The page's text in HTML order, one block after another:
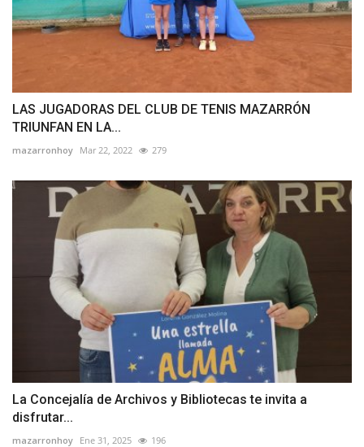
LAS JUGADORAS DEL CLUB DE TENIS MAZARRÓN
TRIUNFAN EN LA...
mazarronhoy Mar 22, 2022 279
La Concejalía de Archivos y Bibliotecas te invita a
disfrutar...
mazarronhoy Ene 31, 2025 196